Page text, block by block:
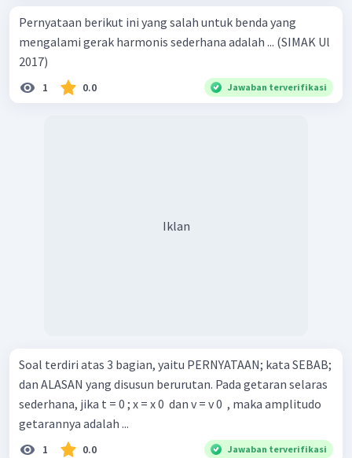
Pernyataan berikut ini yang salah untuk benda yang
mengalami gerak harmonis sederhana adalah ... (SIMAK Ul
2017)
1 0.0 Jawaban terverifikasi
Iklan
Soal terdiri atas 3 bagian, yaitu PERNYATAAN; kata SEBAB;
dan ALASAN yang disusun berurutan. Pada getaran selaras
sederhana, jika t = 0 ; x = x 0 ​ dan v = v 0 ​ , maka amplitudo
getarannya adalah ...
1 0.0 Jawaban terverifikasi